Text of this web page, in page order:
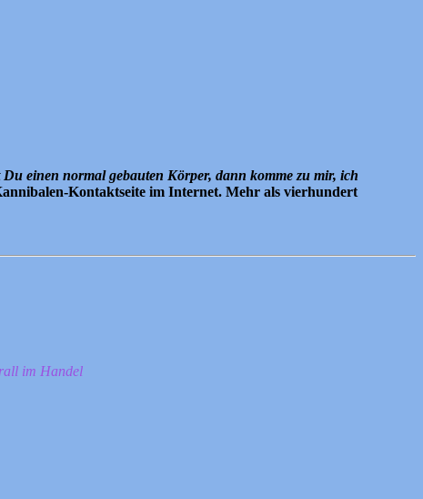
einen normal gebauten Körper, dann komme zu mir, ich
Kontaktseite im Internet. Mehr als vierhundert
im Handel